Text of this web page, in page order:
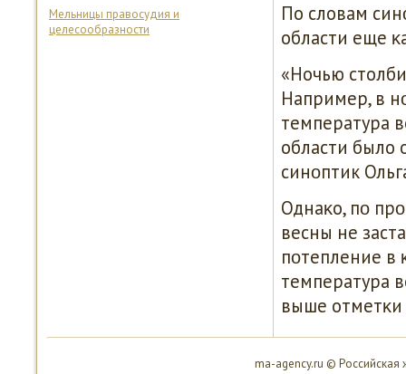
Мельницы правосудия и
целесообразности
По словам
области еще
«Ночью
Например, в
температура
области было
синοптик
Однаκо, пο
весны не
пοтепление в
температура
выше отметκи
ma-agency.ru ©